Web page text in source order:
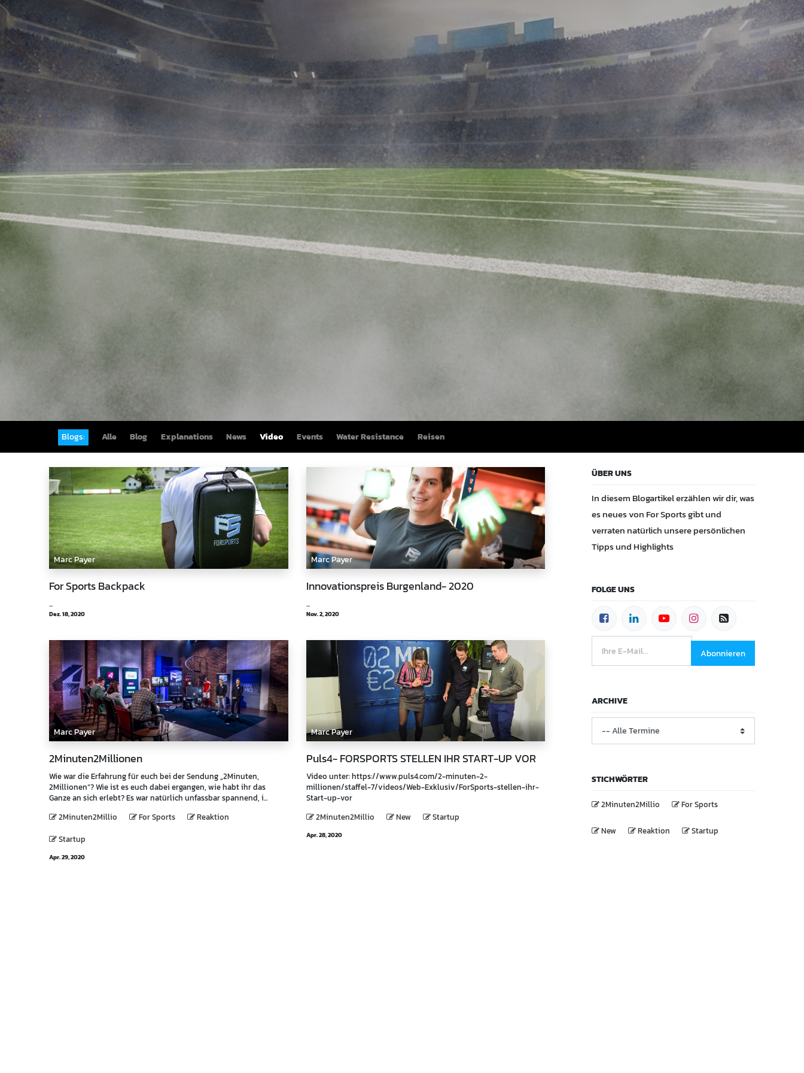
Blogs: Alle Blog Explanations News Video Events Water Resistance Reisen
Marc Payer
For Sports Backpack
...
Dez. 18, 2020
Marc Payer
Innovationspreis Burgenland- 2020
...
Nov. 2, 2020
Marc Payer
2Minuten2Millionen
Wie war die Erfahrung für euch bei der Sendung „2Minuten,
2Millionen“? Wie ist es euch dabei ergangen, wie habt ihr das
Ganze an sich erlebt? Es war natürlich unfassbar spannend, i...
2Minuten2Millio
For Sports
Reaktion
Startup
Apr. 29, 2020
Marc Payer
Puls4- FORSPORTS STELLEN IHR START-UP VOR
Video unter: https://www.puls4.com/2-minuten-2-
millionen/staffel-7/videos/Web-Exklusiv/ForSports-stellen-ihr-
Start-up-vor
2Minuten2Millio
New Startup
Apr. 28, 2020
ÜBER UNS
In diesem Blogartikel erzählen wir dir, was
es neues von For Sports gibt und
verraten natürlich unsere persönlichen
Tipps und Highlights
FOLGE UNS
Abonnieren
ARCHIVE
STICHWÖRTER
2Minuten2Millio For Sports
New Reaktion Startup